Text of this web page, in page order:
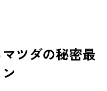
ツダの秘密最